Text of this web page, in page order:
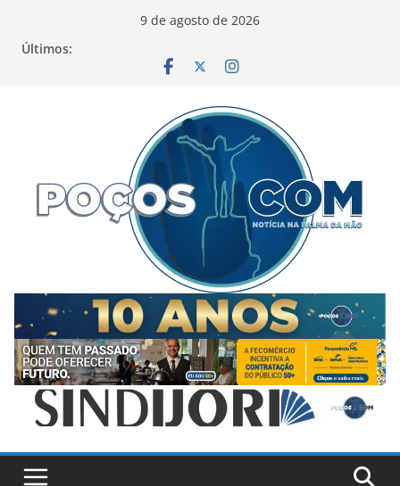
9 de agosto de 2026
Últimos: